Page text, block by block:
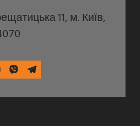
11, м. Київ,